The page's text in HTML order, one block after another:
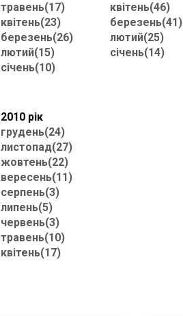
травень(17)
квітень(23)
березень(26)
лютий(15)
січень(10)
квітень(46)
березень(41)
лютий(25)
січень(14)
2010 рік
грудень(24)
листопад(27)
жовтень(22)
вересень(11)
серпень(3)
липень(5)
червень(3)
травень(10)
квітень(17)